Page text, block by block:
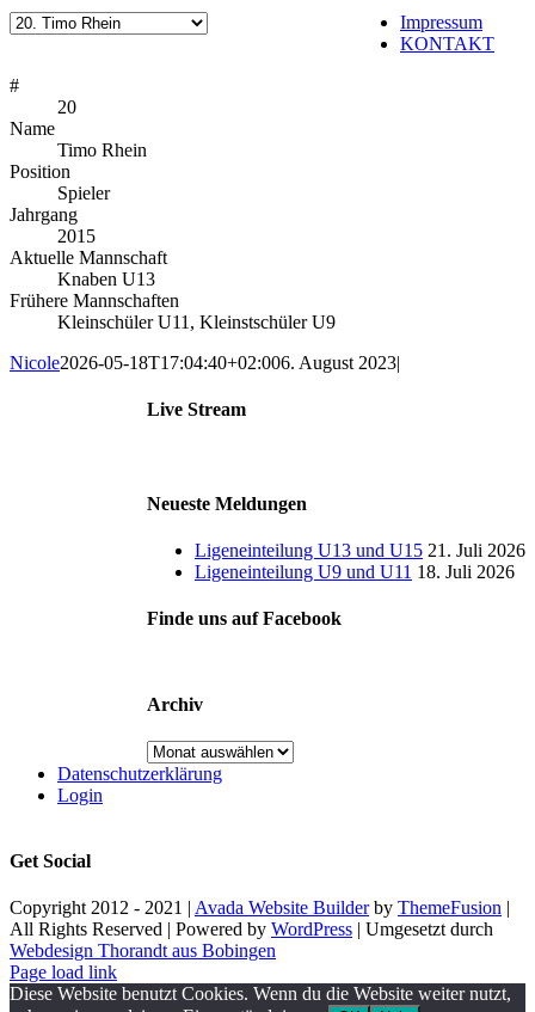
#
20
Name
Timo Rhein
Position
Spieler
Jahrgang
2015
Aktuelle Mannschaft
Knaben U13
Frühere Mannschaften
Kleinschüler U11, Kleinstschüler U9
Nicole2026-05-18T17:04:40+02:006. August 2023|
Live Stream
Neueste Meldungen
Ligeneinteilung U13 und U15 21. Juli 2026
Ligeneinteilung U9 und U11 18. Juli 2026
Finde uns auf Facebook
Archiv
Archiv
Impressum
KONTAKT
Datenschutzerklärung
Login
Get Social
Copyright 2012 - 2021 | Avada Website Builderby ThemeFusion
All Rights Reserved | Powered by WordPress | Umgesetzt durch
Webdesign Thorandt aus Bobingen
Page load link
Diese Website benutzt Cookies. Wenn du die Website weiter nutzt,